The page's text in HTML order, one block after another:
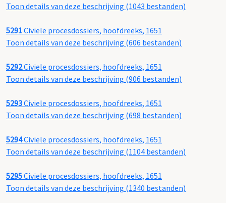
Toon details van deze beschrijving (1043 bestanden)
5291Civiele procesdossiers, hoofdreeks, 1651
Toon details van deze beschrijving (606 bestanden)
5292Civiele procesdossiers, hoofdreeks, 1651
Toon details van deze beschrijving (906 bestanden)
5293Civiele procesdossiers, hoofdreeks, 1651
Toon details van deze beschrijving (698 bestanden)
5294Civiele procesdossiers, hoofdreeks, 1651
Toon details van deze beschrijving (1104 bestanden)
5295Civiele procesdossiers, hoofdreeks, 1651
Toon details van deze beschrijving (1340 bestanden)